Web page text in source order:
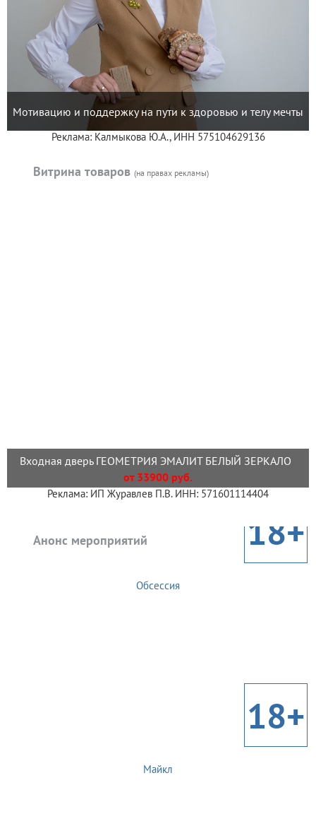
Мотивацию и поддержку на пути к здоровью и телу мечты
Реклама: Калмыкова Ю.А., ИНН 575104629136
Витрина товаров (на правах рекламы)
Входная дверь ГЕОМЕТРИЯ ЭМАЛИТ БЕЛЫЙ ЗЕРКАЛО
от 33900 руб.
Реклама: ИП Журавлев П.В. ИНН: 571601114404
Анонс мероприятий 18+
Обсессия
18+
Майкл